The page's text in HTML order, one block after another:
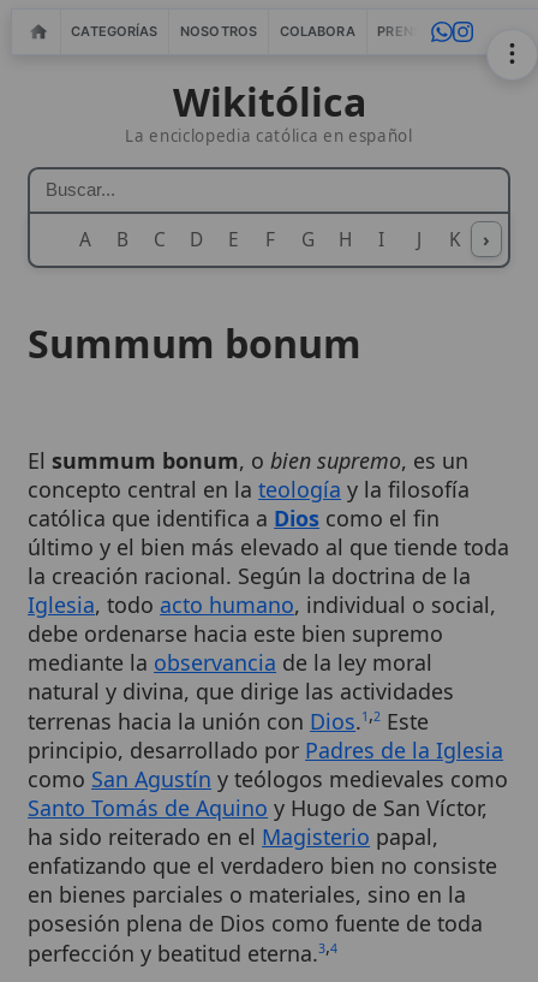
CATEGORÍAS NOSOTROS COLABORA PRENSA WEBMASTERS
Wikitólica
La enciclopedia católica en español
A B C D E F G H I J K L M
›
católica que identifica a Dioscomo el fin
último y el bien más elevado al que tiende toda
la creación racional. Según la doctrina de la
Iglesia, todoacto humano, individual o social,
debe ordenarse hacia este bien supremo
mediante laobservanciade la ley moral
natural y divina, que dirige las actividades
terrenas hacia la unión con Dios. ,2 Este
principio, desarrollado porPadres de la Iglesia
como San Agustín y teólogos medievales como
Santo Tomás de Aquinoy Hugo de San Víctor,
ha sido reiterado en elMagisteriopapal,
enfatizando que el verdadero bien no consiste
en bienes parciales o materiales, sino en la
posesión plena de Dios como fuente de toda
perfección y beatitud eterna.3,4
Cuadro resumen
[Datos abiertos]